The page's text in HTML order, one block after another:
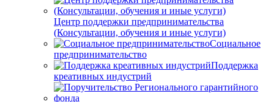
Центр поддержки предпринимательства
(Консультации, обучения и иные услуги)
Социальное
предпринимательство
Поддержка
креативных индустрий